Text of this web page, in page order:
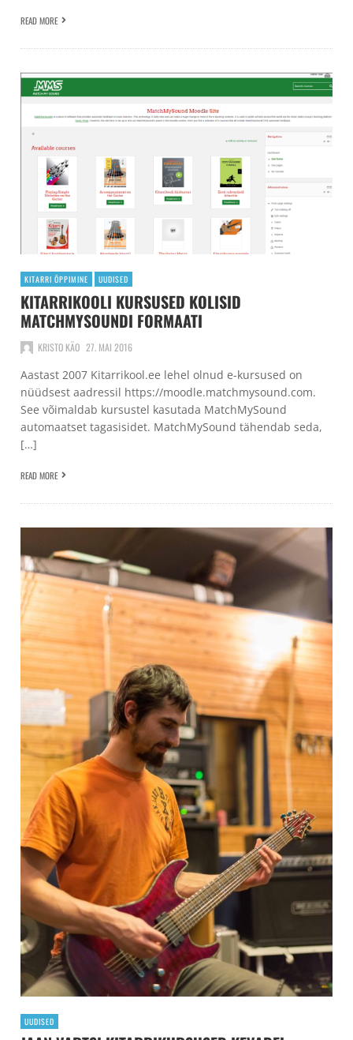
READ MORE
KITARRI ÕPPIMINE UUDISED
KITARRIKOOLI KURSUSED KOLISID
MATCHMYSOUNDI FORMAATI
KRISTO KÄO 27. MAI 2016
Aastast 2007 Kitarrikool.ee lehel olnud e-kursused on
nüüdsest aadressil https://moodle.matchmysound.com.
See võimaldab kursustel kasutada MatchMySound
automaatset tagasisidet. MatchMySound tähendab seda,
[…]
READ MORE
UUDISED